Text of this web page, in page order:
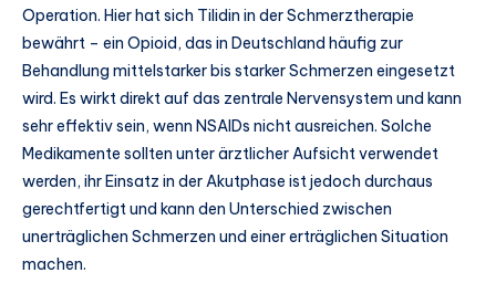
Operation. Hier hat sich Tilidin in der Schmerztherapie
bewährt – ein Opioid, das in Deutschland häufig zur
Behandlung mittelstarker bis starker Schmerzen eingesetzt
wird. Es wirkt direkt auf das zentrale Nervensystem und kann
sehr effektiv sein, wenn NSAIDs nicht ausreichen. Solche
Medikamente sollten unter ärztlicher Aufsicht verwendet
werden, ihr Einsatz in der Akutphase ist jedoch durchaus
gerechtfertigt und kann den Unterschied zwischen
unerträglichen Schmerzen und einer erträglichen Situation
machen.